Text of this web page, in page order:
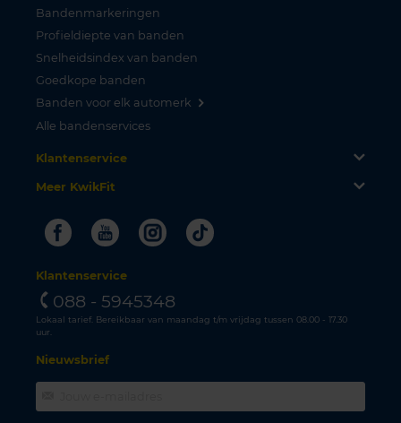
Bandenmarkeringen
Profieldiepte van banden
Snelheidsindex van banden
Goedkope banden
Banden voor elk automerk
Alle bandenservices
Klantenservice
Meer KwikFit
FacebookYoutubeInstagram
Tiktok
Klantenservice
088 - 5945348
Lokaal tarief. Bereikbaar van maandag t/m vrijdag tussen 08.00 - 17.30
uur.
Nieuwsbrief